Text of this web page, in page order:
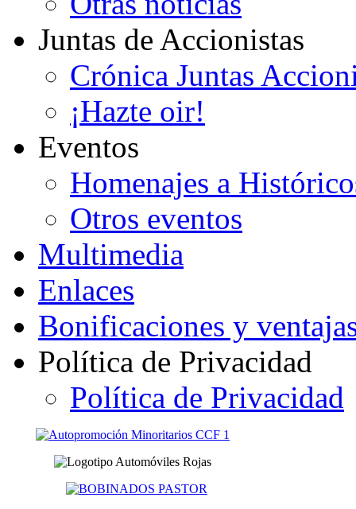
Juntas de Accionistas
Crónica Juntas
¡Hazte oir!
Eventos
Homenajes a
Otros eventos
Multimedia
Enlaces
Bonificaciones y
Política de Privacidad
Política de Privacidad